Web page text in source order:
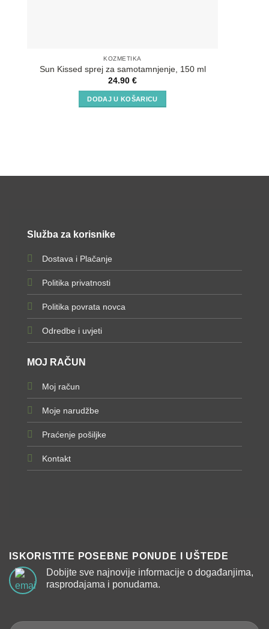
KOZMETIKA
Sun Kissed sprej za samotamnjenje, 150 ml
24.90 €
DODAJ U KOŠARICU
Služba za korisnike
Dostava i Plačanje
Politika privatnosti
Politika povrata novca
Odredbe i uvjeti
MOJ RAČUN
Moj račun
Moje narudžbe
Praćenje pošiljke
Kontakt
ISKORISTITE POSEBNE PONUDE I UŠTEDE
Dobijte sve najnovije informacije o događanjima,
rasprodajama i ponudama.